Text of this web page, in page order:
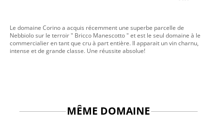
Le domaine Corino a acquis récemment une superbe parcelle de
Nebbiolo sur le terroir " Bricco Manescotto " et est le seul domaine à le
commercialier en tant que cru à part entière. Il apparait un vin charnu,
intense et de grande classe. Une réussite absolue!
MÊME DOMAINE